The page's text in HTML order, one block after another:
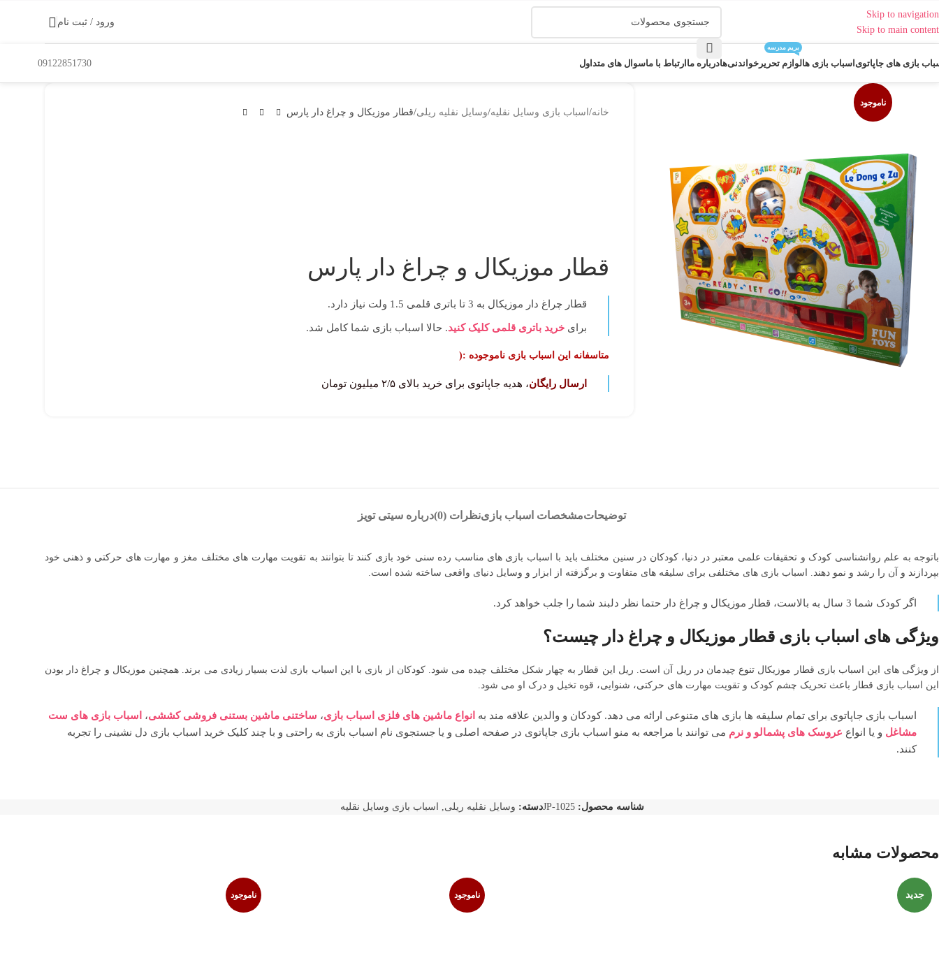
Skip to navigation
Skip to main content
ورود / ثبت نام
بازی های جاپاتویاسباب بازی هالوازم تحریر
بریم مدرسه
خواندنی‌هادرباره ماارتباط با ماسوال های متداول 09122851730
ناموجود
خانه اسباب بازی وسایل نقلیه وسایل نقلیه ریلی قطار موزیکال و چراغ دار پارس
قطار موزیکال و چراغ دار پارس
قطار چراغ دار موزیکال به 3 تا باتری قلمی 1.5 ولت نیاز دارد.
برای خرید باتری قلمی کلیک کنید. حالا اسباب بازی شما کامل‌ شد.
متاسفانه این اسباب بازی ناموجوده :(
ارسال رایگان، هدیه جاپاتوی برای خرید بالای ۲/۵ میلیون تومان
توضیحاتمشخصات اسباب بازینظرات (0) درباره سیتی تویز
باتوجه به علم روانشناسی کودک و تحقیقات علمی معتبر در دنیا، کودکان در سنین مختلف باید با اسباب بازی های مناسب رده سنی خود بازی کنند تا بتوانند به تقویت مهارت های مختلف مغز و مهارت های حرکتی و ذهنی خود
بپردازند و آن را رشد و نمو دهند. اسباب بازی های مختلفی برای سلیقه های متفاوت و برگزفته از ابزار و وسایل دنیای واقعی ساخته شده است.
اگر کودک شما 3 سال به بالاست، قطار موزیکال و چراغ دار حتما نظر دلبند شما را جلب خواهد کرد.
ویژگی های اسباب بازی قطار موزیکال و چراغ دار چیست؟
از ویژگی های این اسباب بازی قطار موزیکال تنوع چیدمان در ریل آن است. ریل این قطار به چهار شکل مختلف چیده می شود. کودکان از بازی با این اسباب بازی لذت بسیار زیادی می برند. همچنین موزیکال و چراغ دار بودن
این اسباب بازی قطار باعث تحریک چشم کودک و تقویت مهارت های حرکتی، شنوایی، قوه تخیل و درک او می شود.
اسباب بازی جاپاتوی برای تمام سلیقه ها بازی های متنوعی ارائه می دهد. کودکان و والدین علاقه مند به انواع ماشین های فلزی اسباب بازی، ساختنی ماشین بستنی فروشی کششی، اسباب بازی های ست
مشاغل و یا انواع عروسک های پشمالو و نرم می توانند با مراجعه به منو اسباب بازی جاپاتوی در صفحه اصلی و یا جستجوی نام اسباب بازی به راحتی و با چند کلیک خرید اسباب بازی دل نشینی را تجربه
کنند.
شناسه محصول:JP-1025دسته: وسایل نقلیه ریلی, اسباب بازی وسایل نقلیه
محصولات مشابه
جدید ناموجود ناموجود